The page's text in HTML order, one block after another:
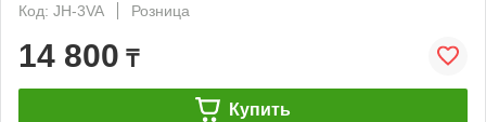
Код: JH-3VA
Розница
14 800 ₸
Купить